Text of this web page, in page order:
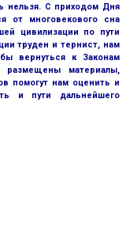
нельзя. С приходом Дня
от многовекового сна
цивилизации по пути
труден и тернист, нам
вернуться к Законам
размещены материалы,
помогут нам оценить и
и пути дальнейшего